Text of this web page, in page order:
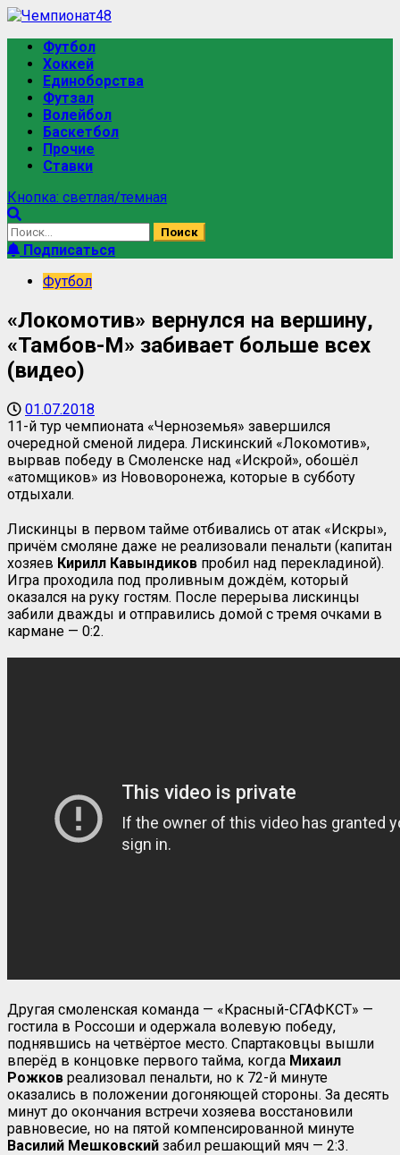
Перейти
содержимому
Основное
меню
Футбол
Хоккей
Единоборства
Футзал
Волейбол
Баскетбол
Прочие
Ставки
Кнопка: светлая/темная
Найти:
Подписаться
Футбол
«Локомотив» вернулся на вершину,
«Тамбов-М» забивает больше всех
(видео)
01.07.2018
11-й тур чемпионата «Черноземья» завершился
очередной сменой лидера. Лискинский «Локомотив»,
вырвав победу в Смоленске над «Искрой», обошёл
«атомщиков» из Нововоронежа, которые в субботу
отдыхали.
Лискинцы в первом тайме отбивались от атак «Искры»,
причём смоляне даже не реализовали пенальти (капитан
хозяев Кирилл Кавындиков пробил над перекладиной).
Игра проходила под проливным дождём, который
оказался на руку гостям. После перерыва лискинцы
забили дважды и отправились домой с тремя очками в
кармане — 0:2.
Другая смоленская команда — «Красный-СГАФКСТ» —
гостила в Россоши и одержала волевую победу,
поднявшись на четвёртое место. Спартаковцы вышли
вперёд в концовке первого тайма, когда Михаил
Рожков реализовал пенальти, но к 72-й минуте
оказались в положении догоняющей стороны. За десять
минут до окончания встречи хозяева восстановили
равновесие, но на пятой компенсированной минуте
Василий Мешковский забил решающий мяч — 2:3.